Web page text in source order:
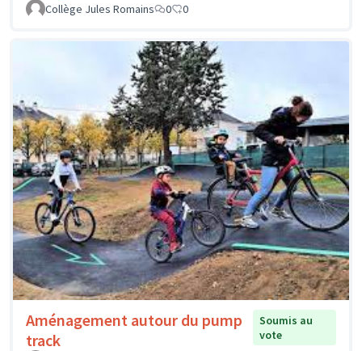
Collège Jules Romains
0 0
Aménagement autour du pump
track
Soumis au
vote